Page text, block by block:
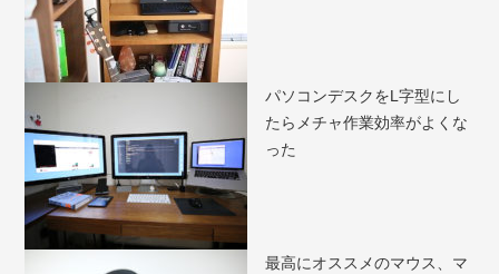
パソコンデスクをL字型にし
たらメチャ作業効率がよくな
った
最高にオススメのマウス、マ